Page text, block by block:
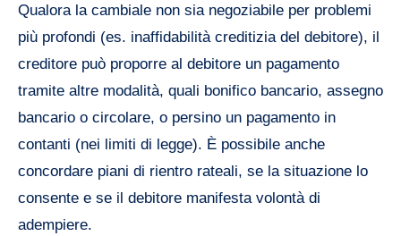
Qualora la cambiale non sia negoziabile per problemi
più profondi (es. inaffidabilità creditizia del debitore), il
creditore può proporre al debitore un pagamento
tramite altre modalità, quali bonifico bancario, assegno
bancario o circolare, o persino un pagamento in
contanti (nei limiti di legge). È possibile anche
concordare piani di rientro rateali, se la situazione lo
consente e se il debitore manifesta volontà di
adempiere.